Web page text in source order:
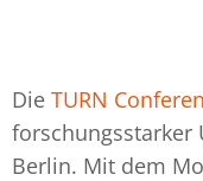
Die TURN
forschungsstarker
Berlin. Mit dem